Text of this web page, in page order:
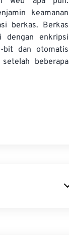
keamanan
berkas. Berkas
dengan enkripsi
bit dan otomatis
beberapa